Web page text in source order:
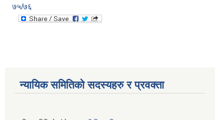
७५/७६
न्यायिक समितिको सदस्यहरु र प्रवक्ता